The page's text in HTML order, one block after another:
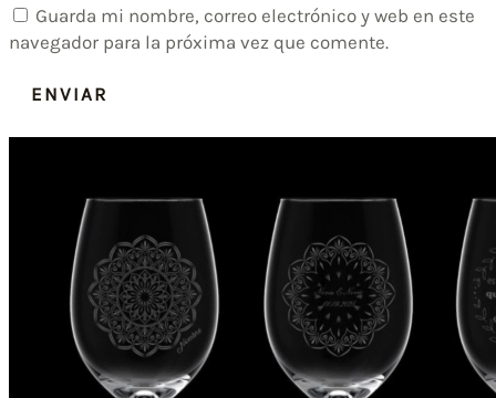
Guarda mi nombre, correo electrónico y web en este
navegador para la próxima vez que comente.